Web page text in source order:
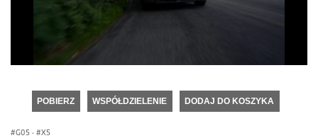
seconds
POBIERZ WSPÓŁDZIELENIE DODAJ DO KOSZYKA
G05 · X5